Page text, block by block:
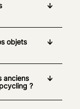
objets
anciens
?